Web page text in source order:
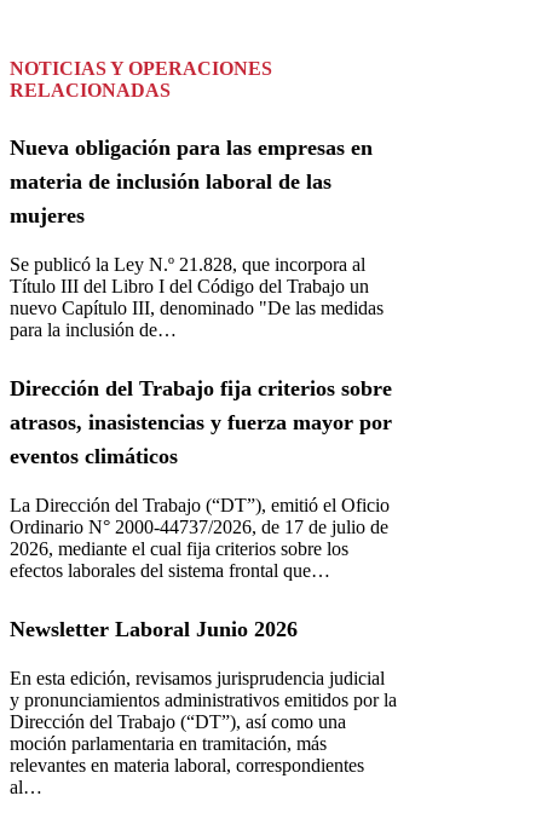
NOTICIAS Y OPERACIONES
RELACIONADAS
Nueva obligación para las empresas en
materia de inclusión laboral de las
mujeres
­Se publicó la Ley N.º 21.828, que incorpora al
Título III del Libro I del Código del Trabajo un
nuevo Capítulo III, denominado "De las medidas
para la inclusión de…
Dirección del Trabajo fija criterios sobre
atrasos, inasistencias y fuerza mayor por
eventos climáticos
La Dirección del Trabajo (“DT”), emitió el Oficio
Ordinario N° 2000-44737/2026, de 17 de julio de
2026, mediante el cual fija criterios sobre los
efectos laborales del sistema frontal que…
Newsletter Laboral Junio 2026
En esta edición, revisamos jurisprudencia judicial
y pronunciamientos administrativos emitidos por la
Dirección del Trabajo (“DT”), así como una
moción parlamentaria en tramitación, más
relevantes en materia laboral, correspondientes
al…